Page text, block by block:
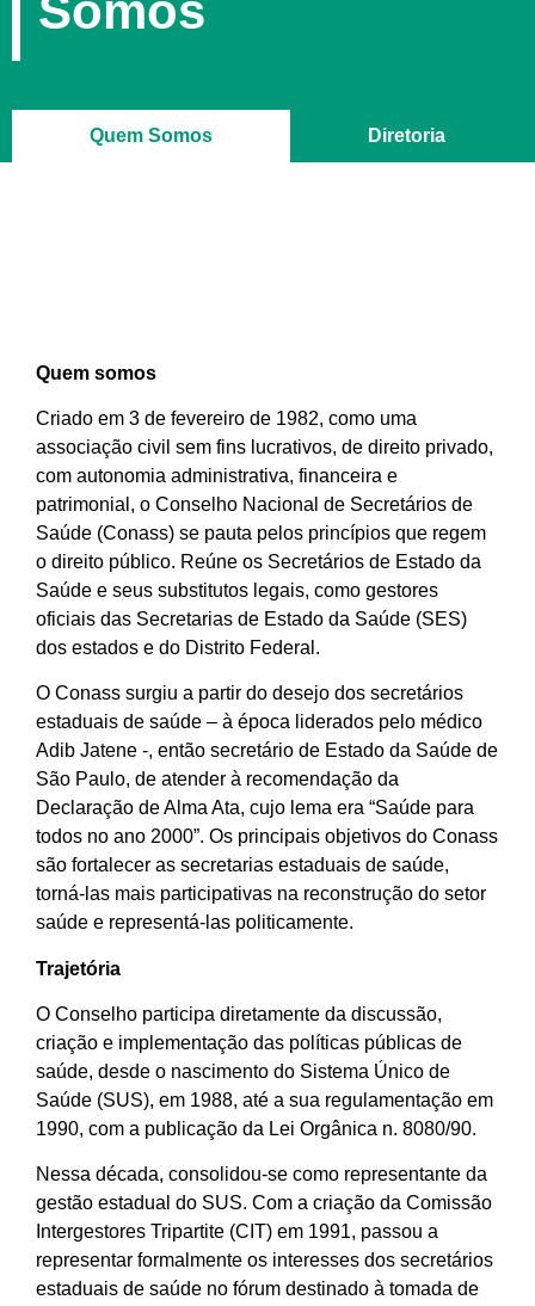
Quem Somos Diretoria
Quem somos
Criado em 3 de fevereiro de 1982, como uma
associação civil sem fins lucrativos, de direito privado,
com autonomia administrativa, financeira e
patrimonial, o Conselho Nacional de Secretários de
Saúde (Conass) se pauta pelos princípios que regem
o direito público. Reúne os Secretários de Estado da
Saúde e seus substitutos legais, como gestores
oficiais das Secretarias de Estado da Saúde (SES)
dos estados e do Distrito Federal.
O Conass surgiu a partir do desejo dos secretários
estaduais de saúde – à época liderados pelo médico
Adib Jatene -, então secretário de Estado da Saúde de
São Paulo, de atender à recomendação da
Declaração de Alma Ata, cujo lema era “Saúde para
todos no ano 2000”. Os principais objetivos do Conass
são fortalecer as secretarias estaduais de saúde,
torná-las mais participativas na reconstrução do setor
saúde e representá-las politicamente.
Trajetória
O Conselho participa diretamente da discussão,
criação e implementação das políticas públicas de
saúde, desde o nascimento do Sistema Único de
Saúde (SUS), em 1988, até a sua regulamentação em
1990, com a publicação da Lei Orgânica n. 8080/90.
Nessa década, consolidou-se como representante da
gestão estadual do SUS. Com a criação da Comissão
Intergestores Tripartite (CIT) em 1991, passou a
representar formalmente os interesses dos secretários
estaduais de saúde no fórum destinado à tomada de